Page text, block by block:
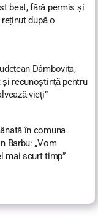
beat, fără permis și
după o
Dâmbovița,
și recunoștință pentru
vieți”
în comuna
Barbu: „Vom
mai scurt timp”